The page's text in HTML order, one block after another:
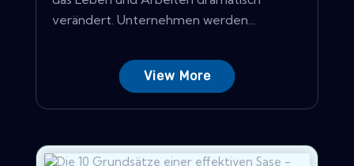
verändert. Unternehmen werden...
View More